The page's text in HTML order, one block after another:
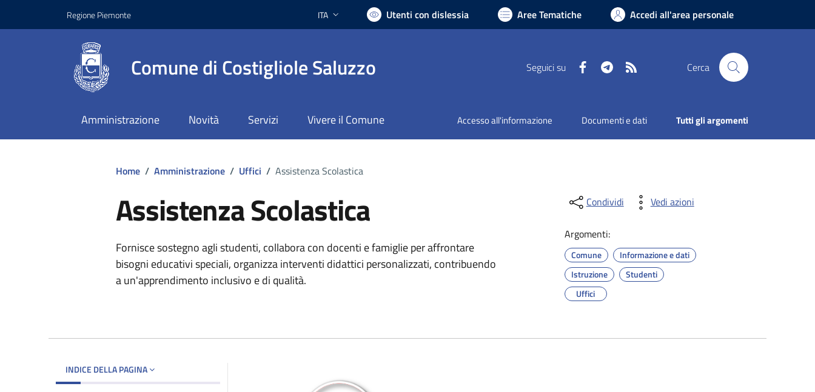
Regione Piemonte Lingua attiva:
ITA Utenti con dislessia Aree Tematiche Accedi all'area personale
Comune di Costigliole Saluzzo Seguici su FacebookTelegram Cerca
Amministrazione Novità Servizi Vivere il Comune Accesso all'informazione Documenti e dati Tutti gli argomenti
Home / Amministrazione / Uffici / Assistenza Scolastica
Assistenza Scolastica
Fornisce sostegno agli studenti, collabora con docenti e famiglie per affrontare
bisogni educativi speciali, organizza interventi didattici personalizzati, contribuendo
a un'apprendimento inclusivo e di qualità.
Condividi Vedi azioni
Argomenti:
Comune
Informazione e dati
Istruzione
Studenti
Uffici
INDICE DELLA PAGINA